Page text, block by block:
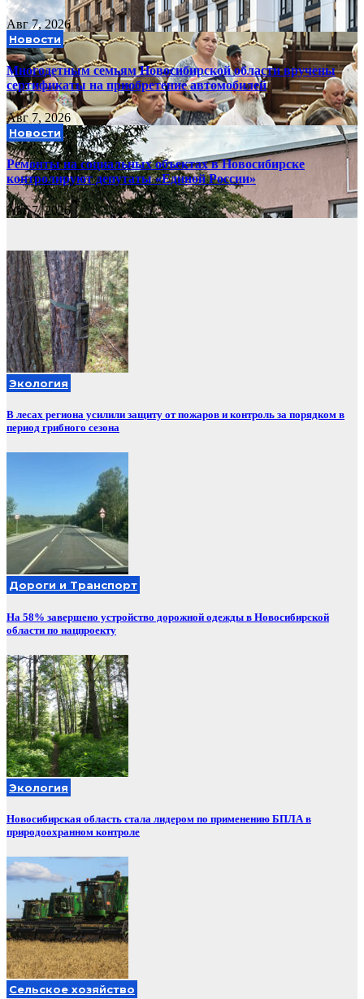
Авг 7, 2026
Новости
Многодетным семьям Новосибирской области вручены
сертификаты на приобретение автомобилей
Авг 7, 2026
Новости
Ремонты на социальных объектах в Новосибирске
контролируют депутаты «Единой России»
Авг 7, 2026
Экология
В лесах региона усилили защиту от пожаров и контроль за порядком в
период грибного сезона
Дороги и Транспорт
На 58% завершено устройство дорожной одежды в Новосибирской
области по нацпроекту
Экология
Новосибирская область стала лидером по применению БПЛА в
природоохранном контроле
Сельское хозяйство